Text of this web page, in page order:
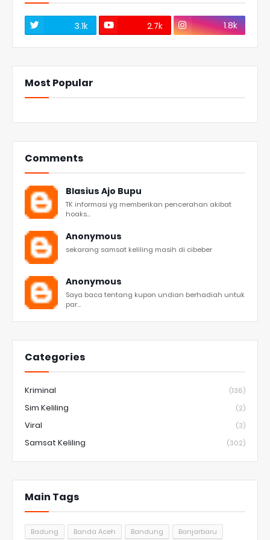
3.1k 2.7k 1.8k
Most Popular
Comments
Blasius Ajo Bupu
TK informasi yg memberikan pencerahan akibat
hoaks...
Anonymous
sekarang samsat keliling masih di cibeber
Anonymous
Saya baca tentang kupon undian berhadiah untuk
par...
Categories
Kriminal (136)
Sim Keliling (2)
Viral (3)
Samsat Keliling (302)
Main Tags
Badung Banda Aceh Bandung Banjarbaru